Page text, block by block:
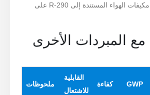
Godrej) تنتج مكيفات الهواء المستندة إلى R-290 على
GWP كفاءة
القابلية
للاشتعال
ملحوظات